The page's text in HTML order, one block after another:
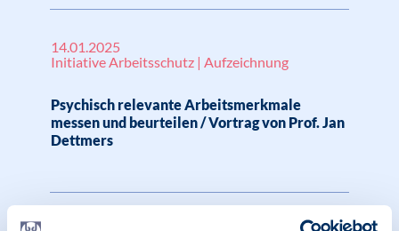
14.01.2025
Initiative Arbeitsschutz | Aufzeichnung
Psychisch relevante Arbeitsmerkmale
messen und beurteilen / Vortrag von Prof. Jan
Dettmers